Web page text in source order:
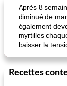
Après 8
diminué de
également
myrtilles
baisser la
Recettes